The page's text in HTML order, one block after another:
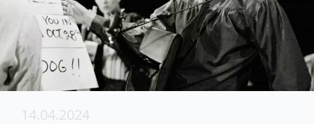
14.04.2024